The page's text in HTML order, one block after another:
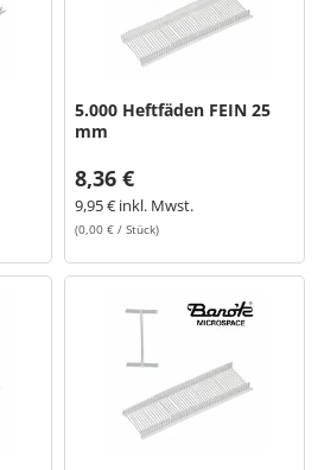
5.000 Heftfäden FEIN 25
mm
8,36 €
9,95 € inkl. Mwst.
(0,00 € / Stück)